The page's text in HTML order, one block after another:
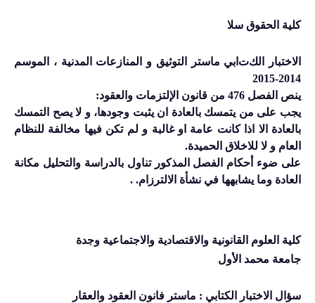
كلية الحقوق سلا
الاختبار الكت ابي ماستر التوثيق و المنازعات المدنية ، الموسم
2014-2015
ينص الفصل 476 من قانون الإلتزمات والعقود
:
يجب على من يتمسك بالعادة ان يثبت وجودها، و لا يصح التمسك
بالعادة الا اذا كانت عامة او غالبة و لم تكن فيها مخالفة للنظام
العام و لا للاخلاق الحميدة.
على ضوء أحكام الفصل المذكور تناول بالدراسة والتحليل مكانة
العادة وما يشابهها في نشأة الالترزام. .
كلية العلوم القانونية والاقتصادية والاجتماعية وجدة
جامعة محمد الأول
سؤال الاختبار الكتابي : ماستر فانون العقود والعقار